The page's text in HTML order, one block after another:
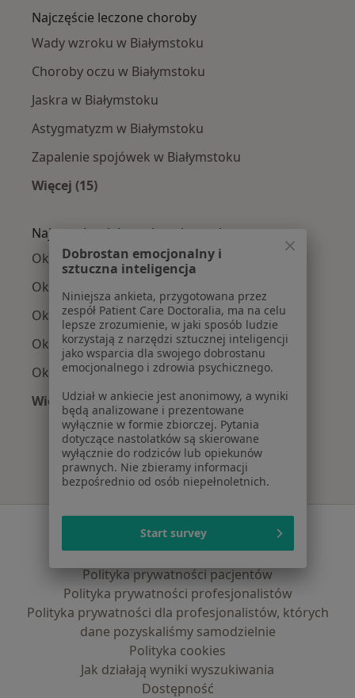
Najczęście leczone choroby
Wady wzroku w Białymstoku
Choroby oczu w Białymstoku
Jaskra w Białymstoku
Astygmatyzm w Białymstoku
Zapalenie spojówek w Białymstoku
Więcej (15)
Najpopularniejsze ubezpieczenia
Okuliści z PZU Zdrowie w Białymstoku
Okuliści z Compensa w Białymstoku
Okuliści z Enel-med w Białymstoku
Okuliści z Allianz w Białymstoku
Okuliści z POLMED w Białymstoku
Więcej (2)
Więcej w kategorii: Najpopularniejsze
Serwis
Regulamin
Polityka prywatności pacjentów
Polityka prywatności profesjonalistów
Polityka prywatności dla profesjonalistów, których
dane pozyskaliśmy samodzielnie
Polityka cookies
Jak działają wyniki wyszukiwania
Dostępność
Dobrostan emocjonalny i
sztuczna inteligencja
Niniejsza ankieta, przygotowana przez
zespół Patient Care Doctoralia, ma na celu
lepsze zrozumienie, w jaki sposób ludzie
korzystają z narzędzi sztucznej inteligencji
jako wsparcia dla swojego dobrostanu
emocjonalnego i zdrowia psychicznego.
Udział w ankiecie jest anonimowy, a wyniki
będą analizowane i prezentowane
wyłącznie w formie zbiorczej. Pytania
dotyczące nastolatków są skierowane
wyłącznie do rodziców lub opiekunów
prawnych. Nie zbieramy informacji
bezpośrednio od osób niepełnoletnich.
Start survey